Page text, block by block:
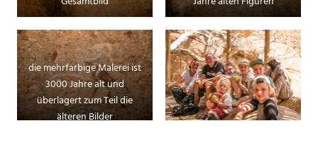
die mehrfarbige Malerei ist
3000 Jahre alt und
überlagert zum Teil die
älteren Bilder